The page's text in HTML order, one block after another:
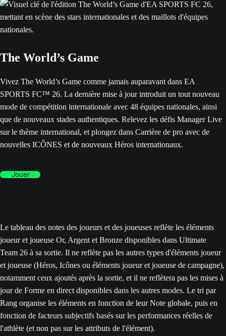
The World’s Game
Vivez The World’s Game comme jamais auparavant dans EA
SPORTS FC™ 26. La dernière mise à jour introduit un tout nouveau
mode de compétition internationale avec 48 équipes nationales, ainsi
que de nouveaux stades authentiques. Relevez les défis Manager Live
sur le thème international, et plongez dans Carrière de pro avec de
nouvelles ICÔNES et de nouveaux Héros internationaux.
Jouer
Le tableau des notes des joueurs et des joueuses reflète les éléments
joueur et joueuse Or, Argent et Bronze disponibles dans Ultimate
Team 26 à sa sortie. Il ne reflète pas les autres types d'éléments joueur
et joueuse (Héros, Icônes ou éléments joueur et joueuse de campagne),
notamment ceux ajoutés après la sortie, et il ne reflètera pas les mises à
jour de Forme en direct disponibles dans les autres modes. Le tri par
Rang organise les éléments en fonction de leur Note globale, puis en
fonction de facteurs subjectifs basés sur les performances réelles de
l'athlète (et non pas sur les attributs de l'élément).